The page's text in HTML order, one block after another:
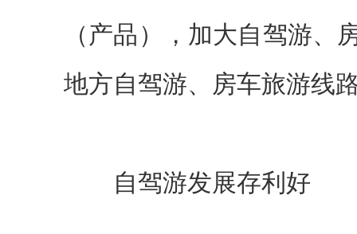
（产品），加大自驾游、
地方自驾游、房车旅游线
自驾游发展存利好